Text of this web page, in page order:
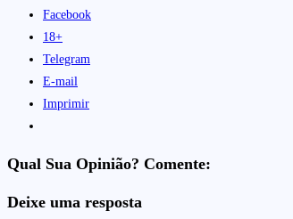
Facebook
18+
Telegram
E-mail
Imprimir
Qual Sua Opinião? Comente:
Deixe uma resposta